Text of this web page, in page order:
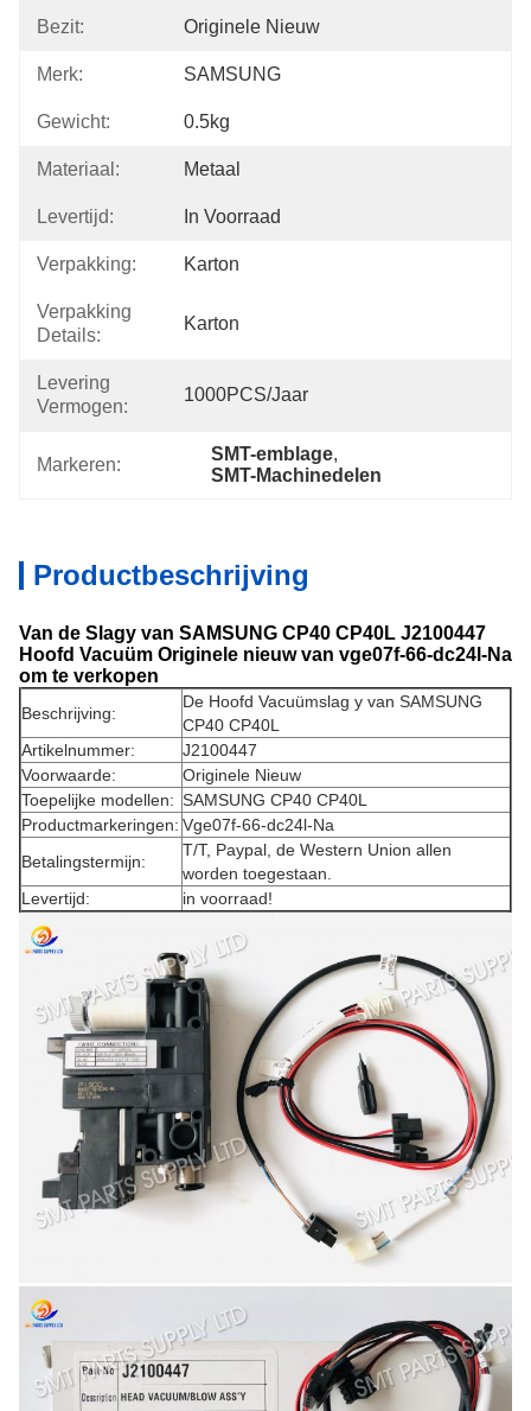
Bezit: Originele Nieuw
Merk: SAMSUNG
Gewicht: 0.5kg
Materiaal: Metaal
Levertijd: In Voorraad
Verpakking: Karton
Verpakking
Details:
Karton
Levering
Vermogen:
1000PCS/jaar
Markeren:
SMT-emblage,
SMT-Machinedelen
Productbeschrijving
Van de Slagy van SAMSUNG CP40 CP40L J2100447
Hoofd Vacuüm Originele nieuw van vge07f-66-dc24l-Na
om te verkopen
Beschrijving:
De Hoofd Vacuümslag y van SAMSUNG
CP40 CP40L
Artikelnummer:
J2100447
Voorwaarde:
Originele Nieuw
Toepelijke modellen: SAMSUNG CP40 CP40L
Productmarkeringen: Vge07f-66-dc24l-Na
Betalingstermijn:
T/T, Paypal, de Western Union allen
worden toegestaan.
Levertijd:
in voorraad!